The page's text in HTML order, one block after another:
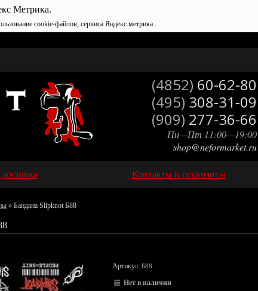
Метрика.
cookie-файлов, сервиса Яндекс.метрика .
(4852) 60-62-80
(495) 308-31-09
(909) 277-36-66
Пн—Пт 11:00—19:00
shop@neformarket.ru
Контакты и реквизиты
» Бандана Slipknot Б88
Артикул: Б88
Нет в наличии